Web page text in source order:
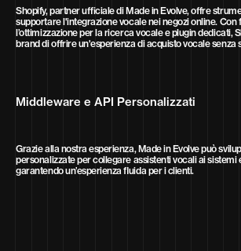
Shopify, partner ufficiale di Made in Evolve, offre
supportare l'integrazione vocale nei negozi online. Con
l’ottimizzazione per la ricerca vocale e plugin dedicati,
brand di offrire un'esperienza di acquisto vocale senza
Middleware e API Personalizzati
Grazie alla nostra esperienza, Made in Evolve può
personalizzate per collegare assistenti vocali ai
garantendo un’esperienza fluida per i clienti.